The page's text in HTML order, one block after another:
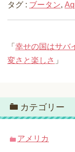
タグ : ブータン,
「 幸せの国はサバ
変さと楽しさ 」
カテゴリー
アメリカ